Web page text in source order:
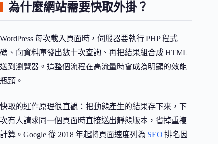
為什麼網站需要快取外掛？
WordPress 每次載入頁面時，伺服器要執行 PHP 程式
碼、向資料庫發出數十次查詢、再把結果組合成 HTML
送到瀏覽器。這整個流程在高流量時會成為明顯的效能
瓶頸。
快取的運作原理很直觀：把動態產生的結果存下來，下
次有人請求同一個頁面時直接送出靜態版本，省掉重複
計算。Google 從 2018 年起將頁面速度列為 SEO 排名因